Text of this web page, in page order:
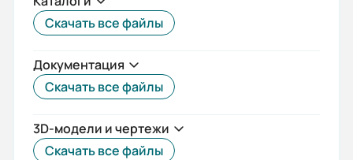
Класс защиты (IP):
55
Iп/Iн:
7
Ток статора:
11,8/6,8
Скачать все файлы
Документация
Скачать все файлы
3D-модели и чертежи
Скачать все файлы